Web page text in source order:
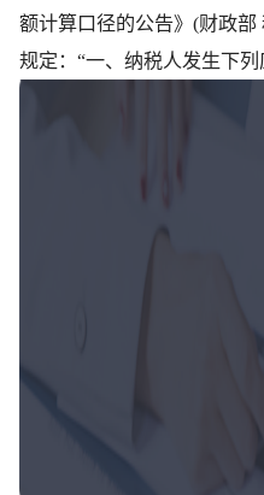
额计算口径的公告》(财政部
规定：“一、纳税人发生下列